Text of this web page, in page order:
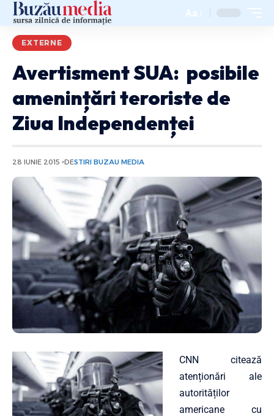
Aa
EXTERNE
Avertisment SUA: posibile
amenințări teroriste de
Ziua Independenței
28 IUNIE 2015 DESTIRI BUZAU MEDIA
CNN citează
atenționări ale
autorităților
americane cu